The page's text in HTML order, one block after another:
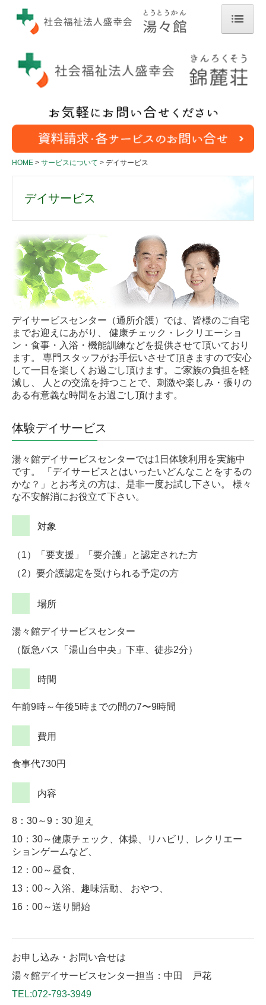
湯々館について
施設概要
交通のご案内
錦麓荘について
施設概要
サービスについて
特別養護老人ホーム
デイサービス
訪問介護
居宅介護支援事業
明峰地域包括支援センター
小規模多機能型居宅介護
採用情報
資料請求・お問い合せ
HOME サービスについて デイサービス
デイサービス
デイサービスセンター（通所介護）では、皆様のご自宅
までお迎えにあがり、 健康チェック・レクリエーショ
ン・食事・入浴・機能訓練などを提供させて頂いており
ます。 専門スタッフがお手伝いさせて頂きますので安心
して一日を楽しくお過ごし頂けます。ご家族の負担を軽
減し、 人との交流を持つことで、刺激や楽しみ・張りの
ある有意義な時間をお過ごし頂けます。
体験デイサービス
湯々館デイサービスセンターでは1日体験利用を実施中
です。 「デイサービスとはいったいどんなことをするの
かな？」とお考えの方は、是非一度お試し下さい。 様々
な不安解消にお役立て下さい。
対象
（1）「要支援」「要介護」と認定された方
（2）要介護認定を受けられる予定の方
場所
湯々館デイサービスセンター
（阪急バス「湯山台中央」下車、徒歩2分）
時間
午前9時～午後5時までの間の7〜9時間
費用
食事代730円
内容
8：30～9：30 迎え
10：30～健康チェック、体操、リハビリ、レクリエー
ションゲームなど、
12：00～昼食、
13：00～入浴、趣味活動、 おやつ、
16：00～送り開始
お申し込み・お問い合せは
湯々館デイサービスセンター担当：中田 戸花
TEL:072-793-3949